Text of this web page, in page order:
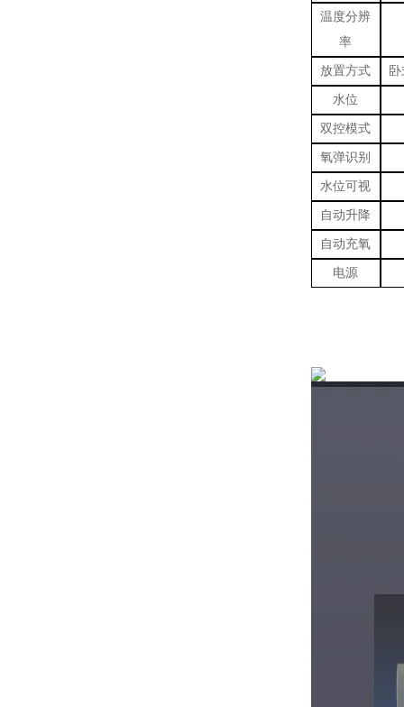
温度分辨
率
放置方式
水位
双控模式
氧弹识别
水位可视
自动升降
自动充氧
电源